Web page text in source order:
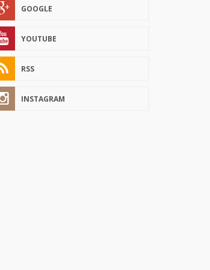
GOOGLE
YOUTUBE
RSS
INSTAGRAM